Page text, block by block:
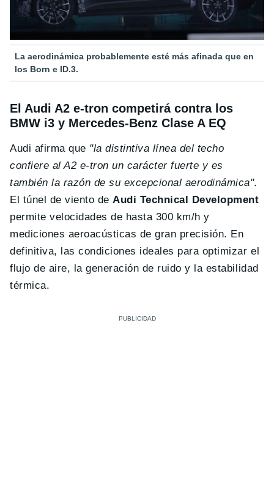
La aerodinámica probablemente esté más afinada que en
los Born e ID.3.
El Audi A2 e-tron competirá contra los
BMW i3 y Mercedes-Benz Clase A EQ
Audi afirma que "la distintiva línea del techo
confiere al A2 e-tron un carácter fuerte y es
también la razón de su excepcional aerodinámica".
El túnel de viento deAudi Technical Development
permite velocidades de hasta 300 km/h y
mediciones aeroacústicas de gran precisión. En
definitiva, las condiciones ideales para optimizar el
flujo de aire, la generación de ruido y la estabilidad
térmica.